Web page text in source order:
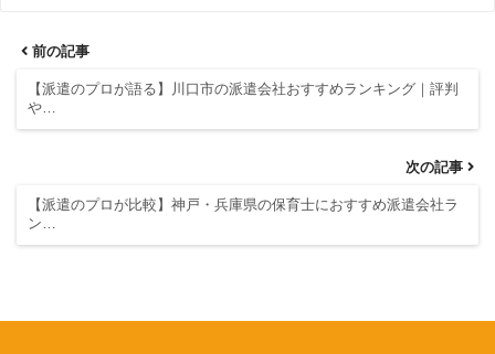
前の記事
【派遣のプロが語る】川口市の派遣会社おすすめランキング｜評判
や…
次の記事
【派遣のプロが比較】神戸・兵庫県の保育士におすすめ派遣会社ラ
ン…